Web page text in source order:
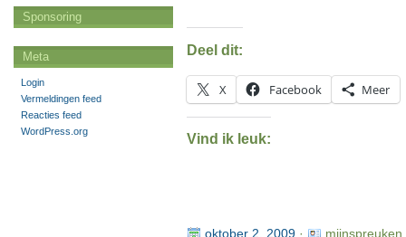
Deel dit:
X Facebook Meer
Vind ik leuk:
oktober 2, 2009·
mijnspreuken
Sponsoring
Meta
Login
Vermeldingen feed
Reacties feed
WordPress.org